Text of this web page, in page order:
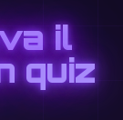
il
quiz